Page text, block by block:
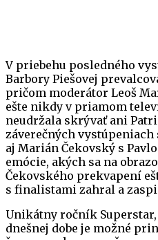
V priebehu posledného
Barbory Piešovej
pričom moderátor Leoš
ešte nikdy v priamom
neudržala skrývať ani
záverečných
aj Marián Čekovský s
emócie, akých sa na
Čekovského prekvapení
s finalistami zahral a
Unikátny ročník
dnešnej dobe je možné